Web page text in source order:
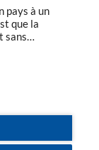
pays à un
que la
sans
de
le coût
la